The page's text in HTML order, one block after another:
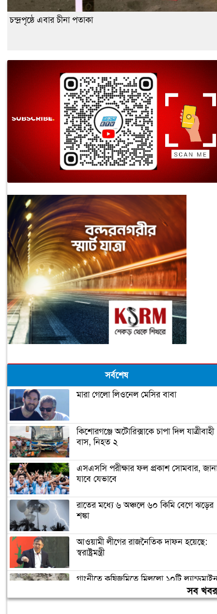
চন্দ্রপৃষ্ঠে এবার চীনা পতাকা
সর্বশেষ
মারা গেলো লিওনেল মেসির বাবা
কিশোরগঞ্জে অটোরিক্সাকে চাপা দিল যাত্রীবাহী
বাস, নিহত ২
এসএসসি পরীক্ষার ফল প্রকাশ সোমবার,
যাবে যেভাবে
রাতের মধ্যে ৬ অঞ্চলে ৬০ কিমি বেগে ঝড়ের
শঙ্কা
আওয়ামী লীগের রাজনৈতিক দাফন হয়েছে:
স্বরাষ্ট্রমন্ত্রী
গাংনীতে কৃষিজমিতে মিললো ১০টি
সব